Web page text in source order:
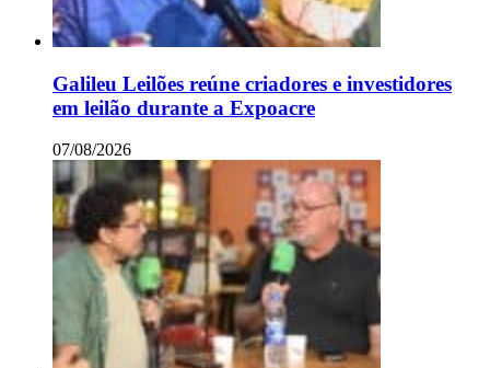
Galileu Leilões reúne criadores e investidores
em leilão durante a Expoacre
07/08/2026